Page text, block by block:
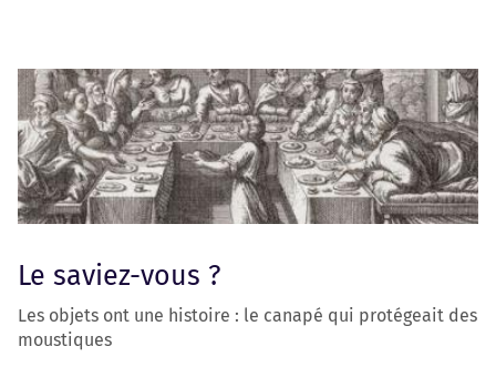
Le saviez-vous ?
Les objets ont une histoire : le canapé qui protégeait des
moustiques